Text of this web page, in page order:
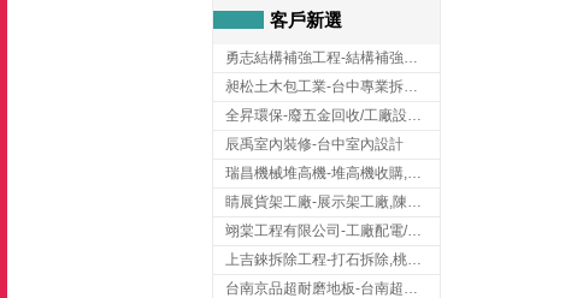
客戶新選
勇志結構補強工程-結構補強工程 ,桃園結構補強工程,龍潭結構補強工程
昶松土木包工業-台中專業拆除工程/挖土機出租
全昇環保-廢五金回收/工廠設備收購/機械設備回收/高價收購廠房設備
辰禹室內裝修-台中室內設計
瑞昌機械堆高機-堆高機收購,新北市堆高機,桃園堆高機
睛展貨架工廠-展示架工廠,陳列架,台中展示架工廠
翊棠工程有限公司-工廠配電/高雄消防機電公司
上吉錸拆除工程-打石拆除,桃園打石拆除,桃園拆除工程
台南京品超耐磨地板-台南超耐磨地板